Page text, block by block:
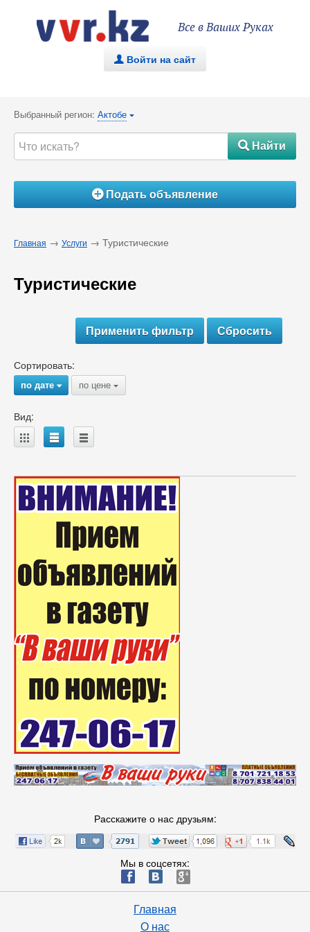
Все в Ваших Руках
. Войти на сайт
Выбранный регион: Актобе {
#Найти
ÁПодать объявление
Главная → Услуги → Туристические
Туристические
Сортировать:
по дате{ по цене {
Вид:
A B C
Расскажите о нас друзьям:
Мы в соцсетях:
ä æ è
Главная
О нас